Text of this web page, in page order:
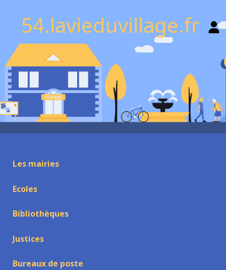
54.lavieduvillage.fr
Les mairies
Ecoles
Bibliothèques
Justices
Bureaux de poste